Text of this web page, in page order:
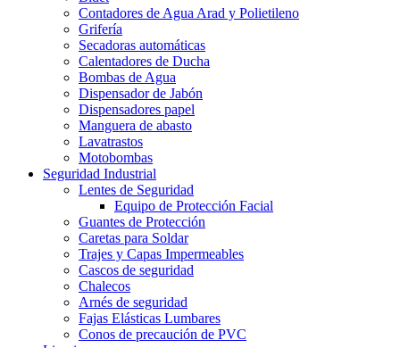
Contadores de Agua Arad y Polietileno
Grifería
Secadoras automáticas
Calentadores de Ducha
Bombas de Agua
Dispensador de Jabón
Dispensadores papel
Manguera de abasto
Lavatrastos
Motobombas
Seguridad Industrial
Lentes de Seguridad
Equipo de Protección Facial
Guantes de Protección
Caretas para Soldar
Trajes y Capas Impermeables
Cascos de seguridad
Chalecos
Arnés de seguridad
Fajas Elásticas Lumbares
Conos de precaución de PVC